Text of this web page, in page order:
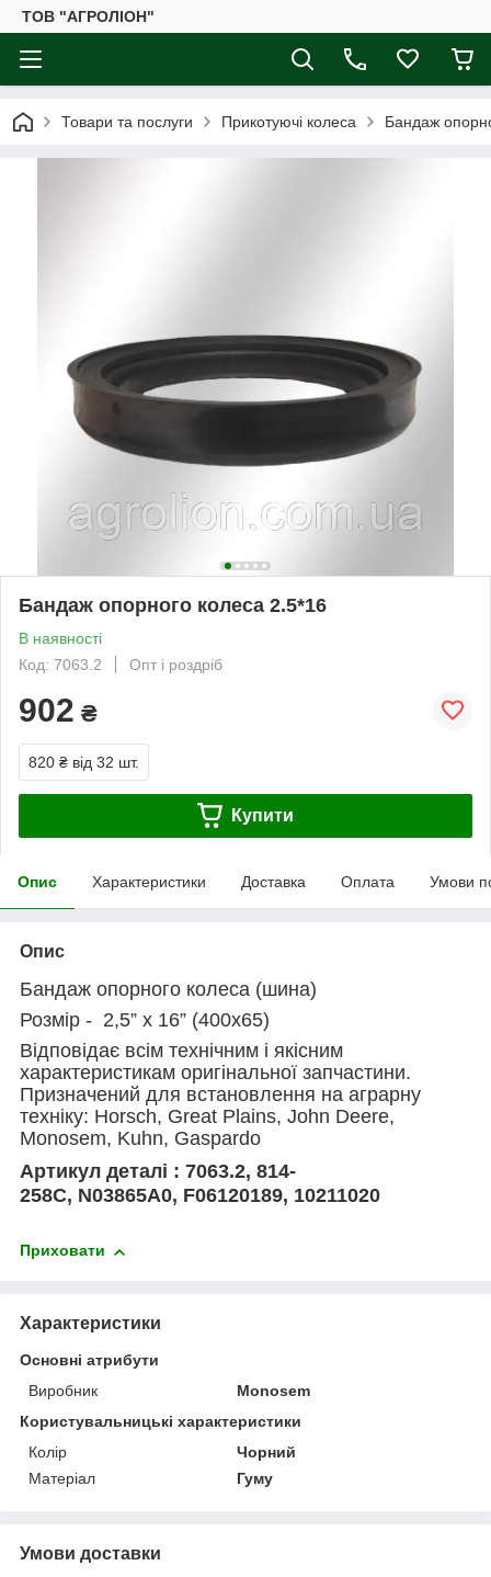
ТОВ "АГРОЛІОН"
Товари та послуги Прикотуючі колеса Бандаж
Бандаж опорного колеса 2.5*16
В наявності
Код: 7063.2
Опт і роздріб
902 ₴
820 ₴ від 32 шт.
Купити
Опис Характеристики Доставка Оплата Умови
Опис
Бандаж опорного колеса (шина)
Розмір - 2,5” x 16” (400х65)
Відповідає всім технічним і якісним
характеристикам оригінальної запчастини.
Призначений для встановлення на аграрну
техніку: Horsch, Great Plains, John Deere,
Monosem, Kuhn, Gaspardo
Артикул деталі : 7063.2, 814-
258C, N03865A0, F06120189, 10211020
Приховати
Характеристики
Основні атрибути
Виробник
Monosem
Користувальницькі характеристики
Колір
Чорний
Матеріал
Гуму
Умови доставки